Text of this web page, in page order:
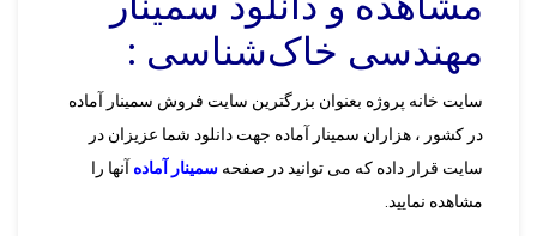
مهندسی خاک‌شناسی :
سایت خانه پروژه بعنوان بزرگترین سایت فروش سمینار آماده
در کشور ، هزاران سمینار آماده جهت دانلود شما عزیزان در
سایت قرار داده که می توانید در صفحه سمینار آماده آنها را
مشاهده نمایید.